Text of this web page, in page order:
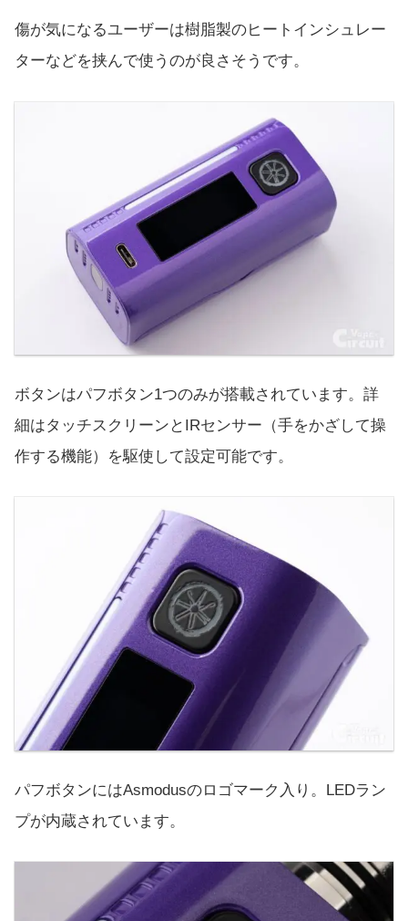
傷が気になるユーザーは樹脂製のヒートインシュレー
ターなどを挟んで使うのが良さそうです。
ボタンはパフボタン1つのみが搭載されています。詳
細はタッチスクリーンとIRセンサー（手をかざして操
作する機能）を駆使して設定可能です。
パフボタンにはAsmodusのロゴマーク入り。LEDラン
プが内蔵されています。